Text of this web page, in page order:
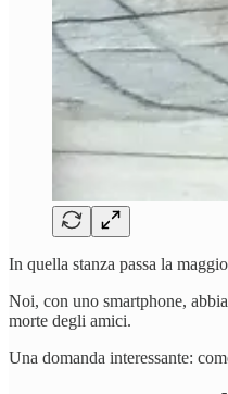
In quella stanza passa la
Noi, con uno smartphone,
morte degli amici.
Una domanda interessante: